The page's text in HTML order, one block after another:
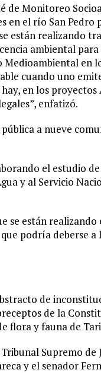
de Monitoreo
en el río San
están realizando
ambiental
en
cuando uno
en los
enfatizó.
a nueve
el estudio
y al Servicio
se están
podría deberse
de
de la
flora y fauna de
Supremo de
y el senador